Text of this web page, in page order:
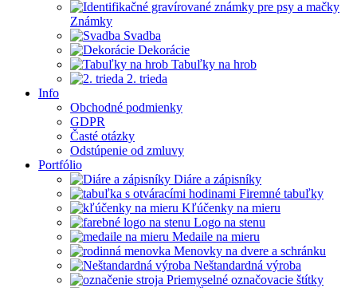
Známky
Svadba
Dekorácie
Tabuľky na hrob
2. trieda
Info
Obchodné podmienky
GDPR
Časté otázky
Odstúpenie od zmluvy
Portfólio
Diáre a zápisníky
Firemné tabuľky
Kľúčenky na mieru
Logo na stenu
Medaile na mieru
Menovky na dvere a schránku
Neštandardná výroba
Priemyselné označovacie štítky